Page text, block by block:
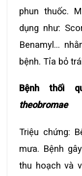
phun thuốc.
dụng như:
Benamyl…
bệnh. Tỉa bỏ
Bệnh thối
theobromae
Triệu chứng:
mưa. Bệnh
thu hoạch và